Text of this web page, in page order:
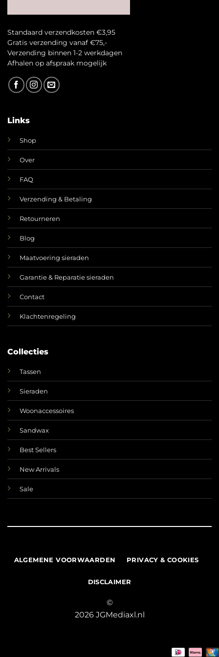
Standaard verzendkosten €3,95
Gratis verzending vanaf €75,-
Verzending binnen 1-2 werkdagen
Afhalen op afspraak mogelijk
Links
Shop
Over
FAQ
Verzending & Betaling
Retourneren
Blog
Maatvoering sieraden
Garantie & Reparatie sieraden
Contact
Klachtenregeling
Collecties
Tassen
Sieraden
Woonaccessoires
Sandwax
Best Sellers
New Arrivals
Sale
ALGEMENE VOORWAARDEN PRIVACY & COOKIES
DISCLAIMER
©
2026 JGMediaxl.nl